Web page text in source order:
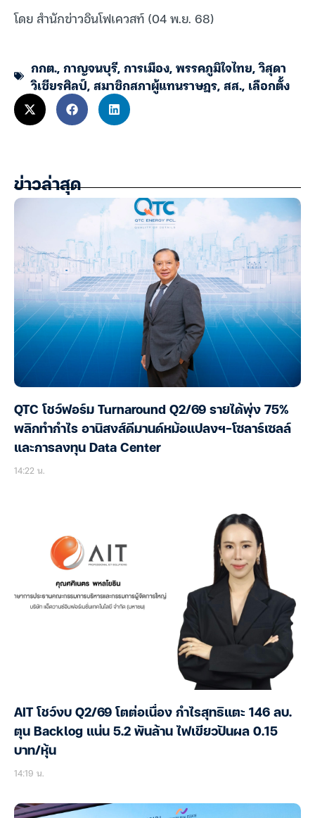
โดย สำนักข่าวอินโฟเควสท์ (04 พ.ย. 68)
กกต.,กาญจนบุรี,การเมือง,พรรคภูมิใจไทย,วิสุดา
วิเชียรศิลป์,สมาชิกสภาผู้แทนราษฎร,สส., เลือกตั้ง
ข่าวล่าสุด
QTC โชว์ฟอร์ม Turnaround Q2/69 รายได้พุ่ง 75%
พลิกทำกำไร อานิสงส์ดีมานด์หม้อแปลงฯ-โซลาร์เซลล์
และการลงทุน Data Center
14:22 น.
AIT โชว์งบ Q2/69 โตต่อเนื่อง กำไรสุทธิแตะ 146 ลบ.
ตุน Backlog แน่น 5.2 พันล้าน ไฟเขียวปันผล 0.15
บาท/หุ้น
14:19 น.